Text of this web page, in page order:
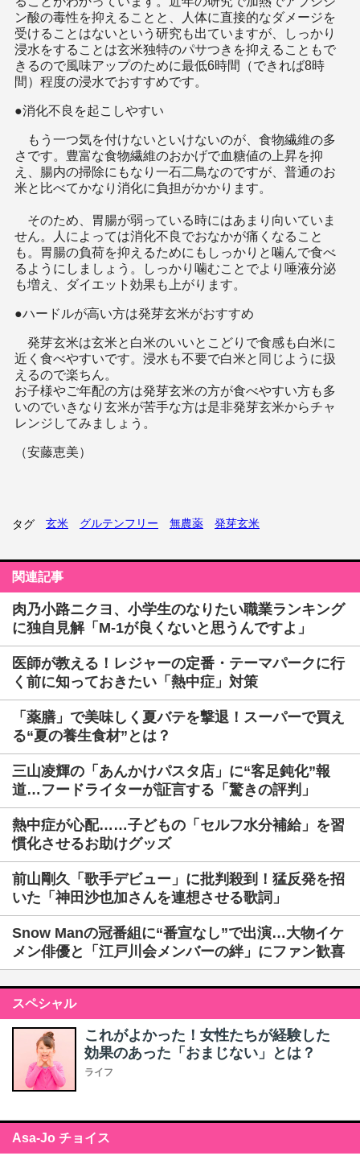
ン酸の毒性を抑えることと、人体に直接的なダメージを
受けることはないという研究も出ていますが、しっかり
浸水をすることは玄米独特のパサつきを抑えることもで
きるので風味アップのために最低6時間（できれば8時
間）程度の浸水でおすすめです。
●消化不良を起こしやすい
もう一つ気を付けないといけないのが、食物繊維の多
さです。豊富な食物繊維のおかげで血糖値の上昇を抑
え、腸内の掃除にもなり一石二鳥なのですが、普通のお
米と比べてかなり消化に負担がかかります。
そのため、胃腸が弱っている時にはあまり向いていま
せん。人によっては消化不良でおなかが痛くなること
も。胃腸の負荷を抑えるためにもしっかりと噛んで食べ
るようにしましょう。しっかり噛むことでより唾液分泌
も増え、ダイエット効果も上がります。
●ハードルが高い方は発芽玄米がおすすめ
発芽玄米は玄米と白米のいいとこどりで食感も白米に
近く食べやすいです。浸水も不要で白米と同じように扱
えるので楽ちん。
お子様やご年配の方は発芽玄米の方が食べやすい方も多
いのでいきなり玄米が苦手な方は是非発芽玄米からチャ
レンジしてみましょう。
（安藤恵美）
タグ 玄米 グルテンフリー 無農薬 発芽玄米
関連記事
肉乃小路ニクヨ、小学生のなりたい職業ランキング
に独自見解「M-1が良くないと思うんですよ」
医師が教える！レジャーの定番・テーマパークに行
く前に知っておきたい「熱中症」対策
「薬膳」で美味しく夏バテを撃退！スーパーで買え
る“夏の養生食材”とは？
三山凌輝の「あんかけパスタ店」に“客足鈍化”報
道…フードライターが証言する「驚きの評判」
熱中症が心配……子どもの「セルフ水分補給」を習
慣化させるお助けグッズ
前山剛久「歌手デビュー」に批判殺到！猛反発を招
いた「神田沙也加さんを連想させる歌詞」
Snow Manの冠番組に“番宣なし”で出演…大物イケ
メン俳優と「江戸川会メンバーの絆」にファン歓喜
スペシャル
これがよかった！女性たちが経験した
効果のあった「おまじない」とは？
ライフ
Asa-Jo チョイス